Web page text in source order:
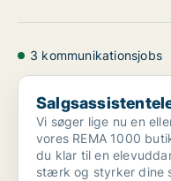
3 kommunikationsjobs
Salgsassistentelev
Vi søger lige nu en
vores REMA 1000
du klar til en
stærk og styrker dine